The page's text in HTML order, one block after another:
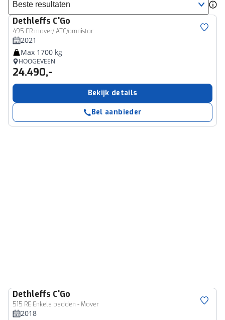
Sorteer resultaten
Dethleffs C'Go
495 FR mover/ ATC/omnistor
2021
Max 1700 kg
HOOGEVEEN
24.490,-
Bekijk details
Bel aanbieder
Dethleffs C'Go
515 RE Enkele bedden - Mover
2018